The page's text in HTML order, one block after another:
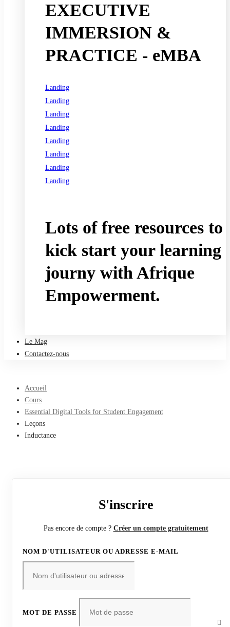
EXECUTIVE
IMMERSION &
PRACTICE - eMBA
Landing
Landing
Landing
Landing
Landing
Landing
Landing
Landing
Lots of free resources to
kick start your learning
journy with Afrique
Empowerment.
Le Mag
Contactez-nous
Accueil
Cours
Essential Digital Tools for Student Engagement
Leçons
Inductance
S'inscrire
Pas encore de compte ? Créer un compte gratuitement
NOM D'UTILISATEUR OU ADRESSE E-MAIL
MOT DE PASSE